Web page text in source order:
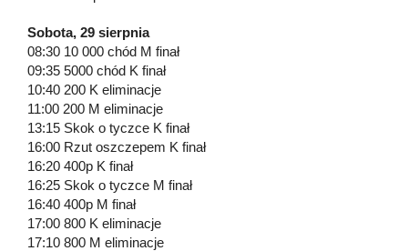
Sobota, 29 sierpnia
08:30 10 000 chód M finał
09:35 5000 chód K finał
10:40 200 K eliminacje
11:00 200 M eliminacje
13:15 Skok o tyczce K finał
16:00 Rzut oszczepem K finał
16:20 400p K finał
16:25 Skok o tyczce M finał
16:40 400p M finał
17:00 800 K eliminacje
17:10 800 M eliminacje